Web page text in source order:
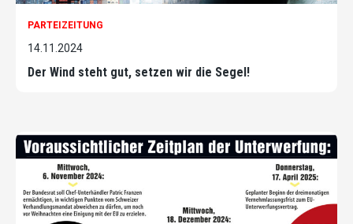
PARTEIZEITUNG
14.11.2024
Der Wind steht gut, setzen wir die Segel!